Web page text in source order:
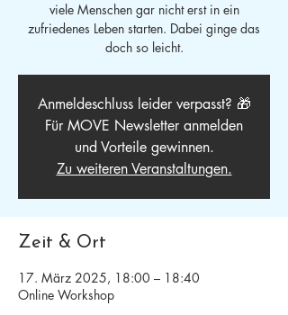
viele Menschen gar nicht erst in ein
zufriedenes Leben starten. Dabei ginge das
doch so leicht.
Anmeldeschluss leider verpasst? 🎁
Für MOVE Newsletter anmelden
und Vorteile gewinnen.
Zu weiteren Veranstaltungen.
Zeit & Ort
17. März 2025, 18:00 – 18:40
Online Workshop